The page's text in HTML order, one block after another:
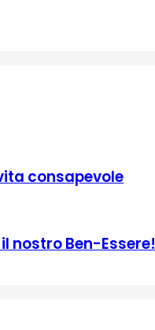
consapevole
nostro Ben-Essere!